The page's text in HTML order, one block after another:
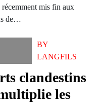
mis fin aux
de…
BY
LANGFILS
clandestins
les